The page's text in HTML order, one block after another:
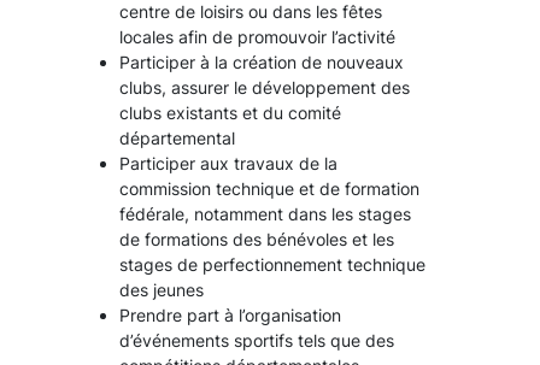
centre de loisirs ou dans les fêtes
locales afin de promouvoir l’activité
Participer à la création de nouveaux
clubs, assurer le développement des
clubs existants et du comité
départemental
Participer aux travaux de la
commission technique et de formation
fédérale, notamment dans les stages
de formations des bénévoles et les
stages de perfectionnement technique
des jeunes
Prendre part à l’organisation
d’événements sportifs tels que des